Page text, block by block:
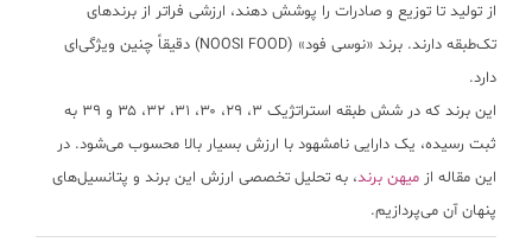
از تولید تا توزیع و صادرات را پوشش دهند، ارزشی فراتر از برندهای
تک‌طبقه دارند. برند «نوسی فود» (NOOSI FOOD) دقیقاً چنین ویژگی‌ای
دارد.
این برند که در شش طبقه استراتژیک ۳، ۲۹، ۳۰، ۳۱، ۳۲، ۳۵ و ۳۹ به
ثبت رسیده، یک دارایی نامشهود با ارزش بسیار بالا محسوب می‌شود. در
این مقاله از میهن برند، به تحلیل تخصصی ارزش این برند و پتانسیل‌های
پنهان آن می‌پردازیم.